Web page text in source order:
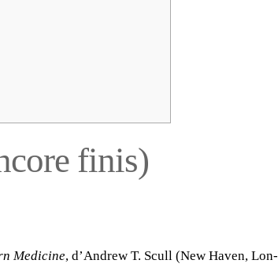
finis)
Medi­cine, d’An­drew T. Scull (New Haven, Lon­